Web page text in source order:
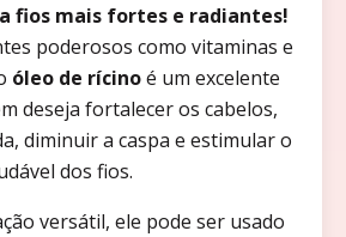
fios mais fortes e radiantes!
poderosos como vitaminas e
óleo de rícinoé um excelente
deseja fortalecer os cabelos,
diminuir a caspa e estimular o
dos fios.
versátil, ele pode ser usado